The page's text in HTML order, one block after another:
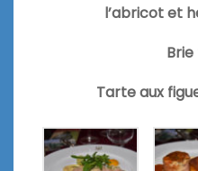
l’abricot et
Tarte aux